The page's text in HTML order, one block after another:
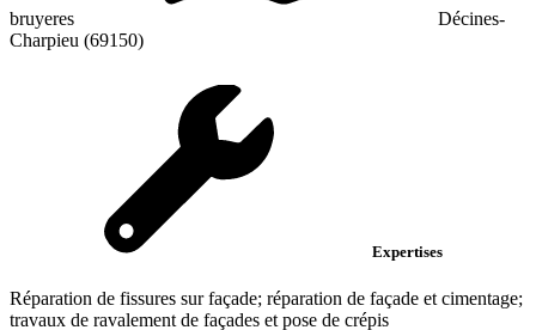
bruyeres
Décines-
Charpieu (69150)
Expertises
Réparation de fissures sur façade; réparation de façade et cimentage;
travaux de ravalement de façades et pose de crépis